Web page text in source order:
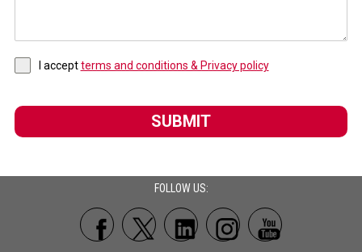
I acceptterms and conditions & Privacy policy
SUBMIT
FOLLOW US: